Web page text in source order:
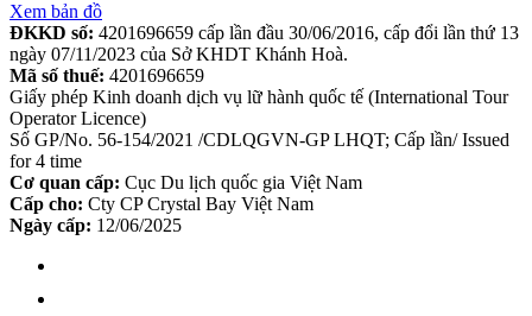
Xem bản đồ
ĐKKD số: 4201696659 cấp lần đầu 30/06/2016, cấp đổi lần thứ 13
ngày 07/11/2023 của Sở KHDT Khánh Hoà.
Mã số thuế: 4201696659
Giấy phép Kinh doanh dịch vụ lữ hành quốc tế (International Tour
Operator Licence)
Số GP/No. 56-154/2021 /CDLQGVN-GP LHQT; Cấp lần/ Issued
for 4 time
Cơ quan cấp: Cục Du lịch quốc gia Việt Nam
Cấp cho: Cty CP Crystal Bay Việt Nam
Ngày cấp: 12/06/2025